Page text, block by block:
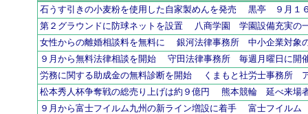
石うす引きの小麦粉を使用した自家製めんを発売 黒亭 ９月１
第２グラウンドに防球ネットを設置 八商学園 学園設備充実の
女性からの離婚相談料を無料に 銀河法律事務所 中小企業対象
９月から無料法律相談を開始 守田法律事務所 毎週月曜日に開
労務に関する助成金の無料診断を開始 くまもと社労士事務所
松本秀人杯争奪戦の総売り上げは約９億円 熊本競輪 延べ来
９月から富士フイルム九州の新ライン増設に着手 富士フイル